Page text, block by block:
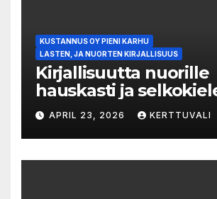
KUSTANNUS OY PIENI KARHU
LASTEN, JA NUORTEN KIRJALLISUUS
Kirjallisuutta nuorille
hauskasti ja
Luka-sarjasta viides
APRIL 23, 2026 KERTTUVALI